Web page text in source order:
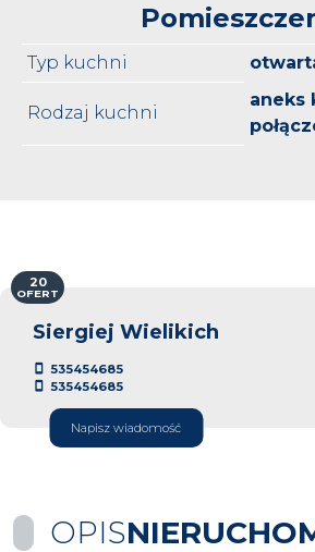
Typ kuchni
Rodzaj kuchni
aneks
Siergiej Wielikich
535454685
535454685
Napisz wiadomość
20
OFERT
OPIS